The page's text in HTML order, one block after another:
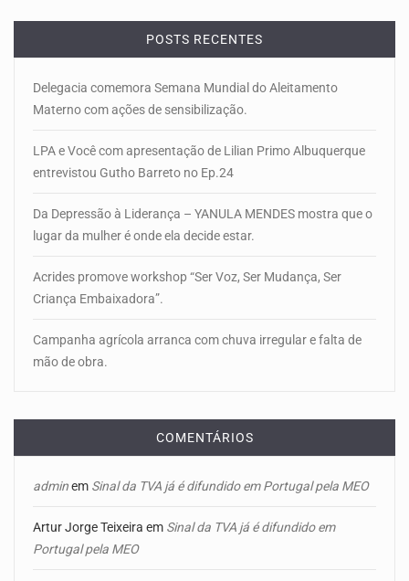
POSTS RECENTES
Delegacia comemora Semana Mundial do Aleitamento
Materno com ações de sensibilização.
LPA e Você com apresentação de Lilian Primo Albuquerque
entrevistou Gutho Barreto no Ep.24
Da Depressão à Liderança – YANULA MENDES mostra que o
lugar da mulher é onde ela decide estar.
Acrides promove workshop “Ser Voz, Ser Mudança, Ser
Criança Embaixadora”.
Campanha agrícola arranca com chuva irregular e falta de
mão de obra.
COMENTÁRIOS
adminem Sinal da TVA já é difundido em Portugal pela MEO
Artur Jorge Teixeira em Sinal da TVA já é difundido em
Portugal pela MEO